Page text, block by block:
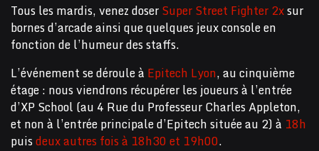
Tous les mardis, venez doserSuper Street Fighter 2xsur
bornes d’arcade ainsi que quelques jeux console en
fonction de l’humeur des staffs.
L’événement se déroule à Epitech Lyon, au cinquième
étage : nous viendrons récupérer les joueurs à l’entrée
d’XP School (au 4 Rue du Professeur Charles Appleton,
et non à l’entrée principale d’Epitech située au 2) à 18h
puisdeux autres fois à 18h30 et 19h00.